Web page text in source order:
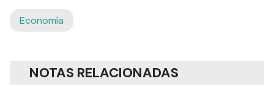
Economía
NOTAS RELACIONADAS